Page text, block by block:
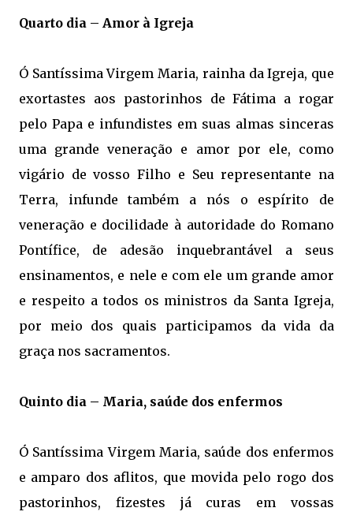
Quarto dia – Amor à Igreja
Ó Santíssima Virgem Maria, rainha da Igreja, que
exortastes aos pastorinhos de Fátima a rogar
pelo Papa e infundistes em suas almas sinceras
uma grande veneração e amor por ele, como
vigário de vosso Filho e Seu representante na
Terra, infunde também a nós o espírito de
veneração e docilidade à autoridade do Romano
Pontífice, de adesão inquebrantável a seus
ensinamentos, e nele e com ele um grande amor
e respeito a todos os ministros da Santa Igreja,
por meio dos quais participamos da vida da
graça nos sacramentos.
Quinto dia – Maria, saúde dos enfermos
Ó Santíssima Virgem Maria, saúde dos enfermos
e amparo dos aflitos, que movida pelo rogo dos
pastorinhos, fizestes já curas em vossas